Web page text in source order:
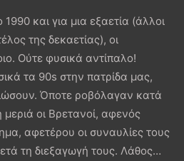
και για μια εξαετία (άλλοι
της δεκαετίας), οι
Ούτε φυσικά αντίπαλο!
τα 90s στην πατρίδα μας,
Όποτε ροβόλαγαν κατά
οι Βρετανοί, αφενός
αφετέρου οι συναυλίες τους
τη διεξαγωγή τους. Λάθος…